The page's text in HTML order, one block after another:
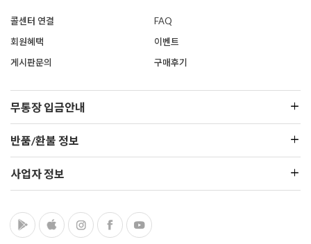
콜센터 연결
FAQ
회원혜택
이벤트
게시판문의
구매후기
무통장 입금안내
반품/환불 정보
사업자 정보